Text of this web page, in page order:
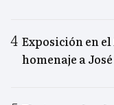
Exposición en
homenaje a